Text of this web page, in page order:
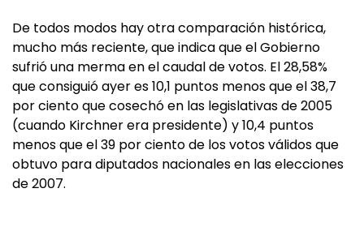
De todos modos hay otra comparación histórica,
mucho más reciente, que indica que el Gobierno
sufrió una merma en el caudal de votos. El 28,58%
que consiguió ayer es 10,1 puntos menos que el 38,7
por ciento que cosechó en las legislativas de 2005
(cuando Kirchner era presidente) y 10,4 puntos
menos que el 39 por ciento de los votos válidos que
obtuvo para diputados nacionales en las elecciones
de 2007.